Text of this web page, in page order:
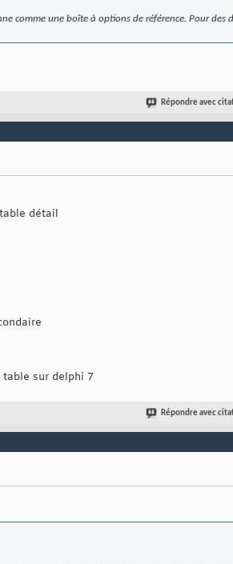
comme une boîte à options de référence. Pour des
Répondre avec
détail
table sur delphi 7
Répondre avec